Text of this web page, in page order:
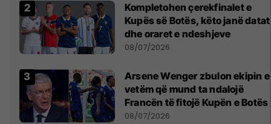
Kompletohen çerekfinalet e
Kupës së Botës, këto janë datat
dhe oraret e ndeshjeve
08/07/2026
Arsene Wenger zbulon ekipin e
vetëm që mund ta ndalojë
Francën të fitojë Kupën e Botës
08/07/2026